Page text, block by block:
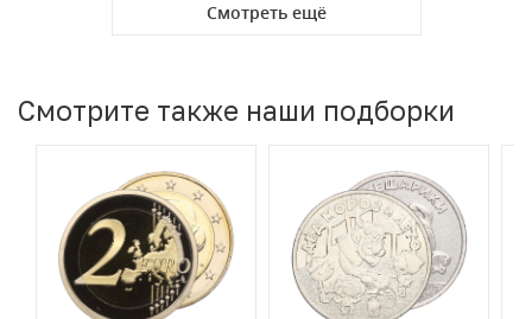
Смотреть ещё
Смотрите также наши подборки